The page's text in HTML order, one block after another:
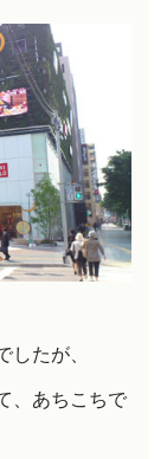
したが、
、あちこちで